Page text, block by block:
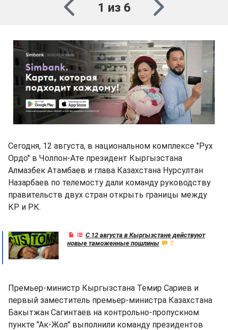
1 из 6
Сегодня, 12 августа, в национальном комплексе "Рух
Ордо" в Чолпон-Ате президент Кыргызстана
Алмазбек Атамбаев и глава Казахстана Нурсултан
Назарбаев по телемосту дали команду руководству
правительств двух стран открыть границы между
КР и РК.
С 12 августа в Кыргызстане действуют
новые таможенные пошлины
7
Премьер-министр Кыргызстана Темир Сариев и
первый заместитель премьер-министра Казахстана
Бакытжан Сагинтаев на контрольно-пропускном
пункте "Ак-Жол" выполнили команду президентов